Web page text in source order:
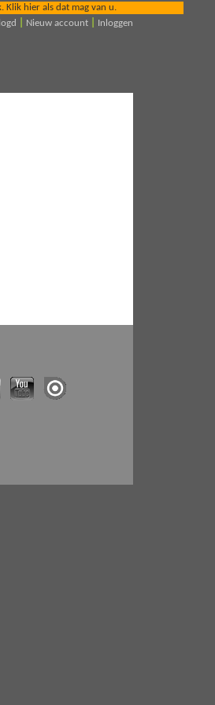
Klik hier als dat mag van u.
Nieuw account Inloggen